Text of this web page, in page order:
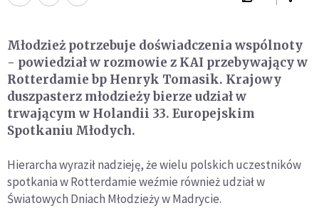
Młodzież potrzebuje doświadczenia wspólnoty
- powiedział w rozmowie z KAI przebywający w
Rotterdamie bp Henryk Tomasik. Krajowy
duszpasterz młodzieży bierze udział w
trwającym w Holandii 33. Europejskim
Spotkaniu Młodych.
Hierarcha wyraził nadzieję, że wielu polskich uczestników
spotkania w Rotterdamie weźmie również udział w
Światowych Dniach Młodzieży w Madrycie.